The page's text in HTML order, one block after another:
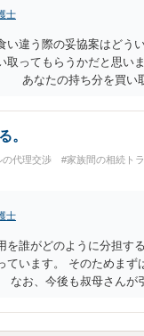
士
違う際の妥協案はどう
取ってもらうかだと思
あなたの持ち分を買い
に姉がこの家で事業を始
ことを認めるのであれ
有で贈与を受けるとい
ないで、代償金をもら
共有物分割請求で共有
に贈与を受けると 共有
か 解決方法が亡くなっ
方がよいと思います。
。
の代理交渉 #家族間の相続ト
士
を誰がどのように分担す
ています。 そのためま
なお、今後も叔母さん